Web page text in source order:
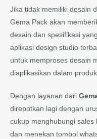
Jika tidak memiliki desain
Gema Pack akan
desain dan spesifikasi
aplikasi design studio
untuk memproses desain
diaplikasikan dalam
Dengan layanan dari
direpotkan lagi dengan
cukup menghubungi sales
dan menekan tombol